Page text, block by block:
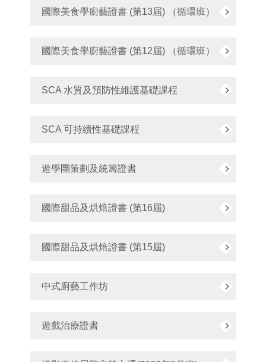
國際美食學廚藝證書 (第13屆) （循環班）
國際美食學廚藝證書 (第12屆) （循環班）
SCA 水質及預防性維護基礎課程
SCA 可持續性基礎課程
遊學團策劃及統籌證書
國際甜品及烘焙證書 (第16屆)
國際甜品及烘焙證書 (第15屆)
中式廚藝工作坊
遊戲治療證書